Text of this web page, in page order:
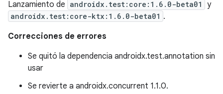
Lanzamiento de androidx.test:core:1.6.0-beta01 y
androidx.test:core-ktx:1.6.0-beta01 .
Correcciones de errores
Se quitó la dependencia androidx.test.annotation sin
usar
Se revierte a androidx.concurrent 1.1.0.